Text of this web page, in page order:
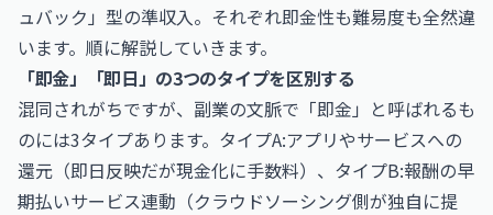
ュバック」型の準収入。それぞれ即金性も難易度も全然違
います。順に解説していきます。
「即金」「即日」の3つのタイプを区別する
混同されがちですが、副業の文脈で「即金」と呼ばれるも
のには3タイプあります。タイプA:アプリやサービスへの
還元（即日反映だが現金化に手数料）、タイプB:報酬の早
期払いサービス連動（クラウドソーシング側が独自に提